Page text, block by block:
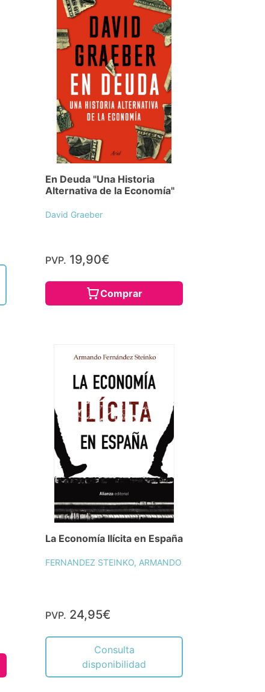
En Deuda "Una Historia
Alternativa de la Economía"
David Graeber
PVP. 19,90€
Comprar
La Economía Ilícita en España
FERNANDEZ STEINKO, ARMANDO
PVP. 24,95€
Consulta
disponibilidad